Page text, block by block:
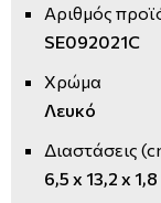
Αριθμός
SE092021C
Χρώμα
Λευκό
Διαστάσεις
6,5 x 13,2 x 1,8